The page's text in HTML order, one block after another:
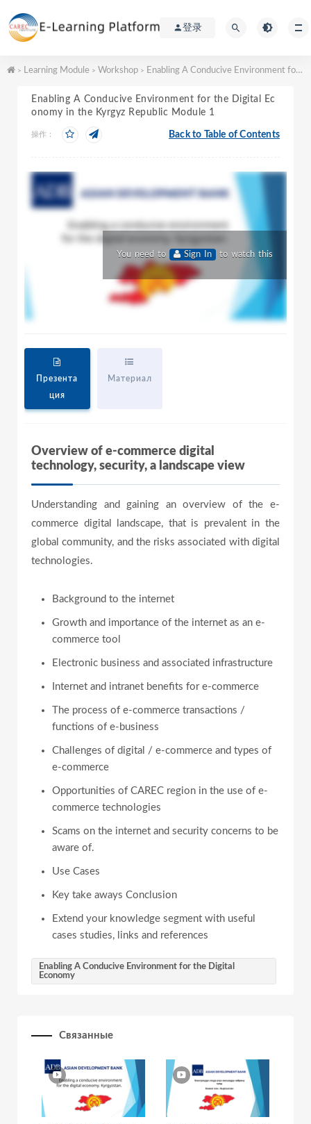
登录
> Learning Module > Workshop > Enabling A Conducive Environment for the Digital Economy in the Kyrgyz Republic Module 1
Enabling A Conducive Environment for the Digital Ec
onomy in the Kyrgyz Republic Module 1
操作： Back to Table of Contents
You need to Sign In to watch this
video.
Презента
ция
Материал
Overview of e-commerce digital
technology, security, a landscape view
Understanding and gaining an overview of the e-
commerce digital landscape, that is prevalent in the
global community, and the risks associated with digital
technologies.
Background to the internet
Growth and importance of the internet as an e-
commerce tool
Electronic business and associated infrastructure
Internet and intranet benefits for e-commerce
The process of e-commerce transactions /
functions of e-business
Challenges of digital / e-commerce and types of
e-commerce
Opportunities of CAREC region in the use of e-
commerce technologies
Scams on the internet and security concerns to be
aware of.
Use Cases
Key take aways Conclusion
Extend your knowledge segment with useful
cases studies, links and references
Enabling A Conducive Environment for the Digital
Economy
Связанные